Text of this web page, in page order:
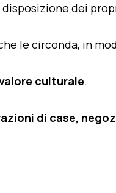
dei
le circonda, in
culturale.
di case,